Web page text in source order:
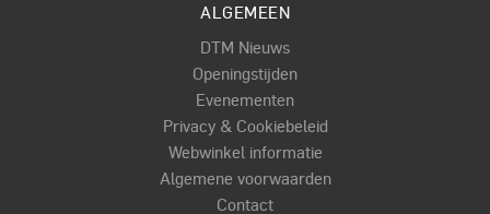
ALGEMEEN
DTM Nieuws
Openingstijden
Evenementen
Privacy & Cookiebeleid
Webwinkel informatie
Algemene voorwaarden
Contact